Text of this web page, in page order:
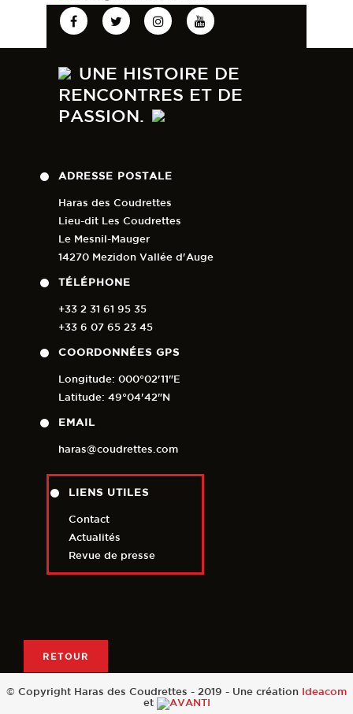
RETOUR
UNE HISTOIRE DE
RENCONTRES ET DE
PASSION.
ADRESSE POSTALE
Haras des Coudrettes
Lieu-dit Les Coudrettes
Le Mesnil-Mauger
14270 Mezidon Vallée d'Auge
TÉLÉPHONE
+33 2 31 61 95 35
+33 6 07 65 23 45
COORDONNÉES GPS
Longitude: 000°02'11"E
Latitude: 49°04'42"N
EMAIL
haras@coudrettes.com
LIENS UTILES
Contact
Actualités
Revue de presse
© Copyright Haras des Coudrettes - 2019 - Une création Ideacom
et